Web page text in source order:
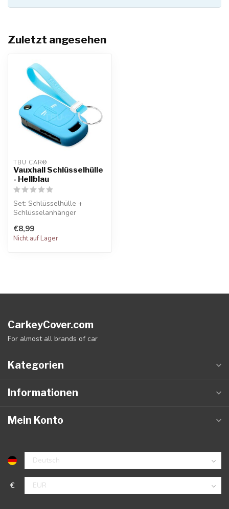
Zuletzt angesehen
TBU CAR®
Vauxhall Schlüsselhülle
- Hellblau
Set: Schlüsselhülle +
Schlüsselanhänger
€8,99
Nicht auf Lager
CarkeyCover.com
For almost all brands of car
Kategorien
Informationen
Mein Konto
€